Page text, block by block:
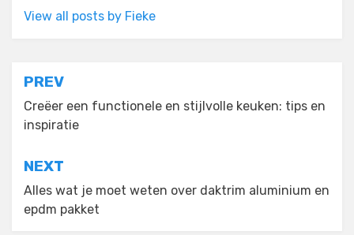
View all posts by Fieke
Post
navigation
PREV
Creëer een functionele en stijlvolle keuken: tips en
inspiratie
NEXT
Alles wat je moet weten over daktrim aluminium en
epdm pakket